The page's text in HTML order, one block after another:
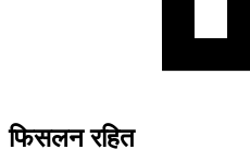
फिसलन रहित